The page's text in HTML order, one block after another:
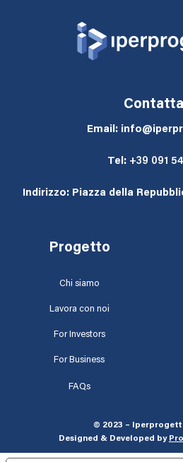
Email:
Tel: +39 091
Indirizzo: Piazza della
Progetto
Chi siamo
Lavora con noi
For Investors
For Business
FAQs
© 2023 –
Designed & Developed by